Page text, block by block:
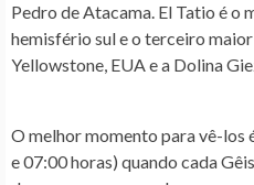
Pedro de Atacama. El Tatio é o
hemisfério sul e o terceiro
Yellowstone, EUA e a Dolina
O melhor momento para vê-los
e 07:00 horas) quando cada